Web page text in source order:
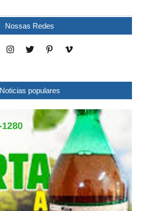
Nossas Redes
Noticias populares